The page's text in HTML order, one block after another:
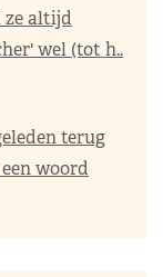
ze altijd
wel (tot h..
terug
woord